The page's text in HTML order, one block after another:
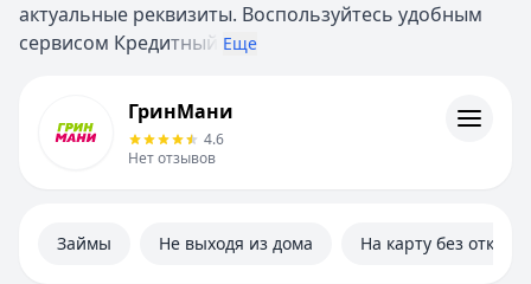
актуальные реквизиты. Воспользуйтесь удобным
сервисом Кредитный Еще
ИнформацияГринМани
4.6
Нет отзывов
Займы Не выходя из дома На карту без отказа